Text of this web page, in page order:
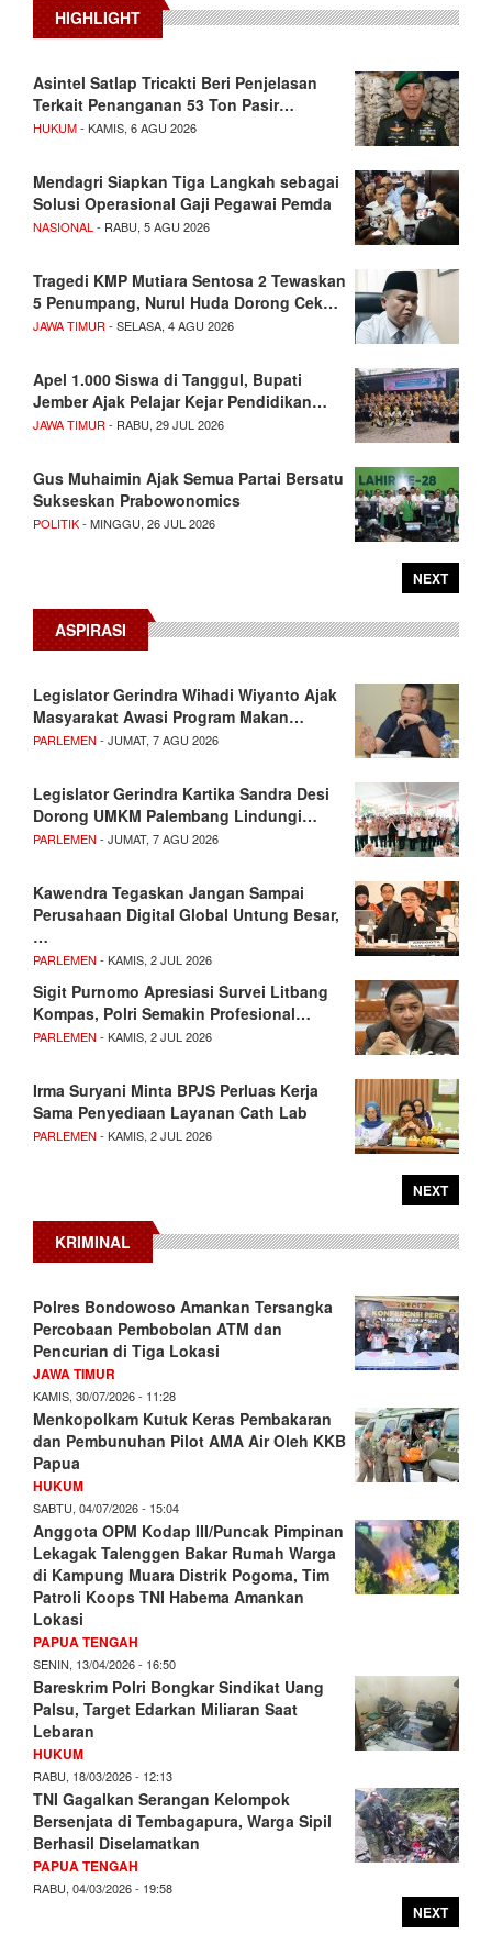
HIGHLIGHT
Asintel Satlap Tricakti Beri Penjelasan
Terkait Penanganan 53 Ton Pasir…
HUKUM- KAMIS, 6 AGU 2026
Mendagri Siapkan Tiga Langkah sebagai
Solusi Operasional Gaji Pegawai Pemda
NASIONAL - RABU, 5 AGU 2026
Tragedi KMP Mutiara Sentosa 2 Tewaskan
5 Penumpang, Nurul Huda Dorong Cek…
JAWA TIMUR - SELASA, 4 AGU 2026
Apel 1.000 Siswa di Tanggul, Bupati
Jember Ajak Pelajar Kejar Pendidikan…
JAWA TIMUR - RABU, 29 JUL 2026
Gus Muhaimin Ajak Semua Partai Bersatu
Sukseskan Prabowonomics
POLITIK- MINGGU, 26 JUL 2026
NEXT
ASPIRASI
Legislator Gerindra Wihadi Wiyanto Ajak
Masyarakat Awasi Program Makan…
PARLEMEN - JUMAT, 7 AGU 2026
Legislator Gerindra Kartika Sandra Desi
Dorong UMKM Palembang Lindungi…
PARLEMEN - JUMAT, 7 AGU 2026
Kawendra Tegaskan Jangan Sampai
Perusahaan Digital Global Untung Besar,
…
PARLEMEN - KAMIS, 2 JUL 2026
Sigit Purnomo Apresiasi Survei Litbang
Kompas, Polri Semakin Profesional…
PARLEMEN - KAMIS, 2 JUL 2026
Irma Suryani Minta BPJS Perluas Kerja
Sama Penyediaan Layanan Cath Lab
PARLEMEN - KAMIS, 2 JUL 2026
NEXT
KRIMINAL
Polres Bondowoso Amankan Tersangka
Percobaan Pembobolan ATM dan
Pencurian di Tiga Lokasi
JAWA TIMUR
KAMIS, 30/07/2026 - 11:28
Menkopolkam Kutuk Keras Pembakaran
dan Pembunuhan Pilot AMA Air Oleh KKB
Papua
HUKUM
SABTU, 04/07/2026 - 15:04
Anggota OPM Kodap III/Puncak Pimpinan
Lekagak Talenggen Bakar Rumah Warga
di Kampung Muara Distrik Pogoma, Tim
Patroli Koops TNI Habema Amankan
Lokasi
PAPUA TENGAH
SENIN, 13/04/2026 - 16:50
Bareskrim Polri Bongkar Sindikat Uang
Palsu, Target Edarkan Miliaran Saat
Lebaran
HUKUM
RABU, 18/03/2026 - 12:13
TNI Gagalkan Serangan Kelompok
Bersenjata di Tembagapura, Warga Sipil
Berhasil Diselamatkan
PAPUA TENGAH
RABU, 04/03/2026 - 19:58
NEXT